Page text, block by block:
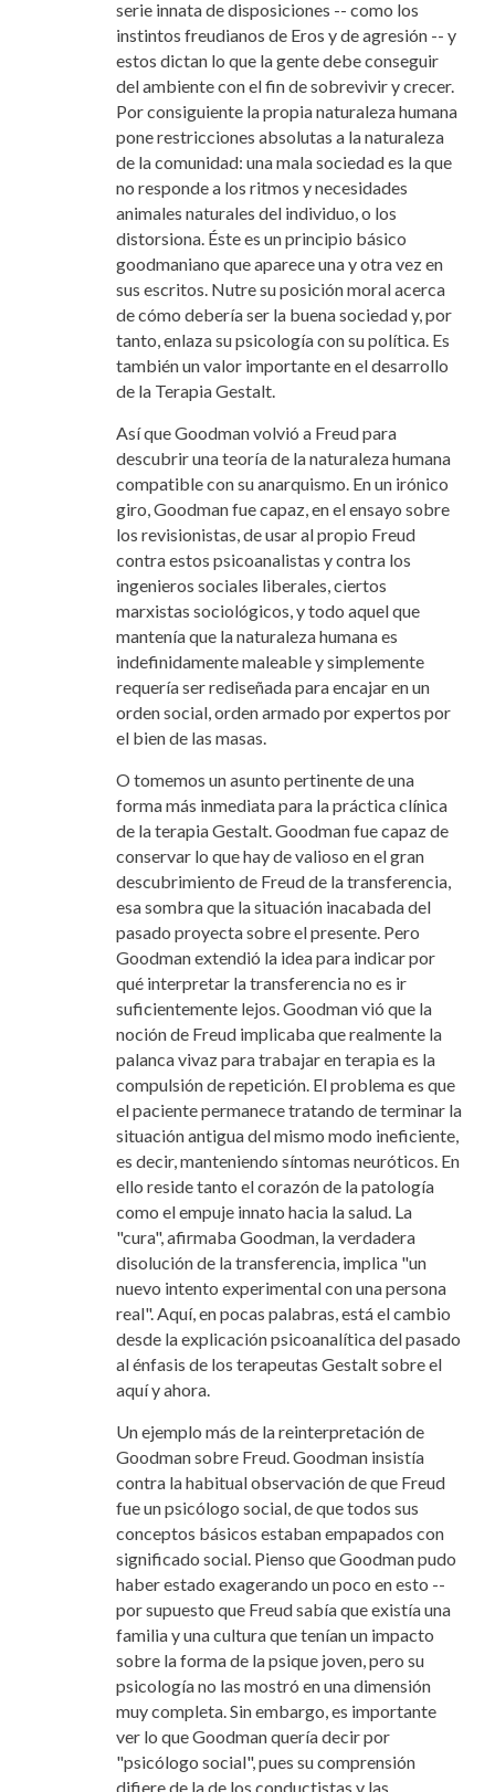
serie innata de disposiciones -- como los
instintos freudianos de Eros y de agresión -- y
estos dictan lo que la gente debe conseguir
del ambiente con el fin de sobrevivir y crecer.
Por consiguiente la propia naturaleza humana
ponerestricciones absolutas a la naturaleza
de la comunidad: una mala sociedad es la que
no responde a los ritmos y necesidades
animales naturales del individuo, o los
distorsiona. Éste es un principio básico
goodmaniano que aparece una y otra vez en
sus escritos. Nutre su posición moral acerca
de cómo debería ser la buena sociedad y, por
tanto, enlaza su psicología con su política. Es
también un valor importante en el desarrollo
de la Terapia Gestalt.
Así que Goodman volvió a Freud para
descubrir una teoría de la naturaleza humana
compatible con su anarquismo. En un irónico
giro, Goodman fue capaz, en el ensayo sobre
los revisionistas, de usar al propio Freud
contra estos psicoanalistas y contra los
ingenieros sociales liberales, ciertos
marxistas sociológicos, y todo aquel que
mantenía que la naturaleza humana es
indefinidamente maleable y simplemente
requería ser rediseñada para encajar en un
orden social, orden armado por expertos por
el bien de las masas.
O tomemos un asunto pertinente de una
forma más inmediata para la práctica clínica
de la terapia Gestalt. Goodman fue capaz de
conservar lo que hay de valioso en el gran
descubrimiento de Freud de la transferencia,
esa sombra que la situación inacabada del
pasado proyecta sobre el presente. Pero
Goodman extendió la idea para indicar por
qué interpretar la transferencia no es ir
suficientemente lejos. Goodman vió que la
noción de Freud implicaba que realmente la
palanca vivaz para trabajar en terapia es la
compulsión de repetición. El problema es que
el paciente permanecetratando de terminar la
situación antigua del mismo modo ineficiente,
es decir, manteniendo síntomas neuróticos. En
ello reside tanto el corazón de la patología
como el empuje innato hacia la salud. La
"cura", afirmaba Goodman, la verdadera
disolución de la transferencia, implica "un
nuevo intento experimental con una persona
real". Aquí, en pocas palabras, está el cambio
desde la explicación psicoanalítica del pasado
al énfasis de los terapeutas Gestalt sobre el
aquí y ahora.
Un ejemplo más de la reinterpretación de
Goodman sobre Freud. Goodman insistía
contra la habitual observación de que Freud
fue un psicólogo social, de que todos sus
conceptos básicos estaban empapados con
significado social. Pienso que Goodman pudo
haber estado exagerando un poco en esto --
por supuesto que Freud sabía que existía una
familia y una cultura que tenían un impacto
sobre la forma de la psique joven, pero su
psicología no las mostró en una dimensión
muy completa. Sin embargo, es importante
ver lo que Goodman quería decir por
"psicólogo social", pues su comprensión
difiere de la de los conductistas y las